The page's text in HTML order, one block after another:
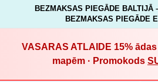
BEZMAKSAS PIEGĀDE BALTIJĀ
BEZMAKSAS PIEGĀDE
VASARAS ATLAIDE 15%ādas
mapēm · Promokods